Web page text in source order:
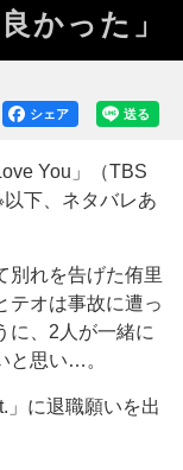
かった」
送る
シェア
You」（TBS
下、ネタバレあ
れを告げた侑里
テオは事故に遭っ
に、2人が一緒に
と思い…。
に退職願いを出